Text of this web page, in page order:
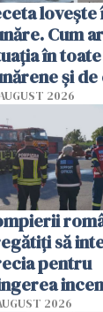
Cum
în
și de
deși a
2026
să
pentru
2026